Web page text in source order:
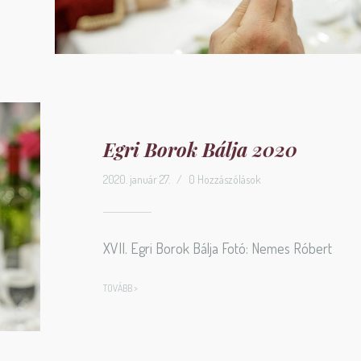
Egri Borok Bálja 2020
2020. január 27. / 0 Hozzászólások
XVII. Egri Borok Bálja Fotó: Nemes Róbert
TOVÁBB >